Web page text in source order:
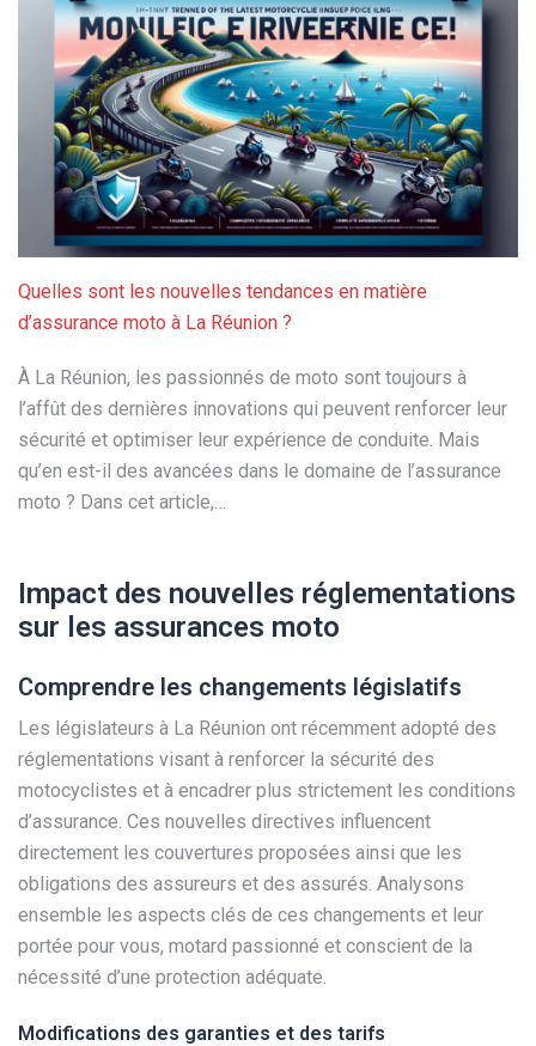
Quelles sont les nouvelles tendances en matière
d’assurance moto à La Réunion ?
À La Réunion, les passionnés de moto sont toujours à
l’affût des dernières innovations qui peuvent renforcer leur
sécurité et optimiser leur expérience de conduite. Mais
qu’en est-il des avancées dans le domaine de l’assurance
moto ? Dans cet article,…
Impact des nouvelles réglementations
sur les assurances moto
Comprendre les changements législatifs
Les législateurs à La Réunion ont récemment adopté des
réglementations visant à renforcer la sécurité des
motocyclistes et à encadrer plus strictement les conditions
d’assurance. Ces nouvelles directives influencent
directement les couvertures proposées ainsi que les
obligations des assureurs et des assurés. Analysons
ensemble les aspects clés de ces changements et leur
portée pour vous, motard passionné et conscient de la
nécessité d’une protection adéquate.
Modifications des garanties et des tarifs